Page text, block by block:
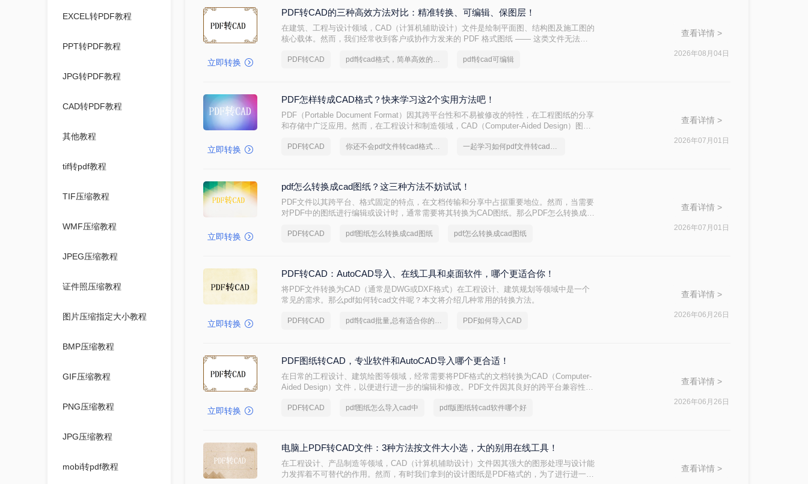
EXCEL转PDF教程
PPT转PDF教程
JPG转PDF教程
CAD转PDF教程
其他教程
tif转pdf教程
TIF压缩教程
WMF压缩教程
JPEG压缩教程
证件照压缩教程
图片压缩指定大小教程
BMP压缩教程
GIF压缩教程
PNG压缩教程
JPG压缩教程
mobi转pdf教程
立即转换
PDF转CAD的三种高效方法对比：精准转换、可编辑、保图层！
在建筑、工程与设计领域，CAD（计算机辅助设计）文件是绘制平面图、结构图及施工图的
核心载体。然而，我们经常收到客户或协作方发来的 PDF 格式图纸 —— 这类文件无法直
需。但转换质量参差不齐：有的丢失线条，有的图层混乱，甚至文字变成乱码。本文从 转
PDF转CAD pdf转cad格式，简单高效的转换方法 pdf转cad可编辑
查看详情 >
2026年08月04日
立即转换
PDF怎样转成CAD格式？快来学习这2个实用方法吧！
PDF（Portable Document Format）因其跨平台性和不易被修改的特性，在工程图纸的分享
和存储中广泛应用。然而，在工程设计和制造领域，CAD（Computer-Aided Design）图纸
工程师的常见需求。那么PDF怎样转成CAD格式呢？本文将介绍两种将PDF转换成CAD格
PDF转CAD 你还不会pdf文件转cad格式吗？快来学习 一起学习如何pdf文件转cad格式吧
查看详情 >
2026年07月01日
立即转换
pdf怎么转换成cad图纸？这三种方法不妨试试！
PDF文件以其跨平台、格式固定的特点，在文档传输和分享中占据重要地位。然而，当需要
对PDF中的图纸进行编辑或设计时，通常需要将其转换为CAD图纸。那么PDF怎么转换成
PDF转CAD pdf图纸怎么转换成cad图纸 pdf怎么转换成cad图纸
查看详情 >
2026年07月01日
立即转换
PDF转CAD：AutoCAD导入、在线工具和桌面软件，哪个更适合你！
将PDF文件转换为CAD（通常是DWG或DXF格式）在工程设计、建筑规划等领域中是一个
常见的需求。那么pdf如何转cad文件呢？本文将介绍几种常用的转换方法。
PDF转CAD pdf转cad批量,总有适合你的方法 PDF如何导入CAD
查看详情 >
2026年06月26日
立即转换
PDF图纸转CAD，专业软件和AutoCAD导入哪个更合适！
在日常的工程设计、建筑绘图等领域，经常需要将PDF格式的文档转换为CAD（Computer-
Aided Design）文件，以便进行进一步的编辑和修改。PDF文件因其良好的跨平台兼容性和
件怎么转换成CAD文件呢？本文将介绍两种将PDF文件转换为CAD文件的方法。
PDF转CAD pdf图纸怎么导入cad中 pdf版图纸转cad软件哪个好
查看详情 >
2026年06月26日
电脑上PDF转CAD文件：3种方法按文件大小选，大的别用在线工具！
在工程设计、产品制造等领域，CAD（计算机辅助设计）文件因其强大的图形处理与设计能
力发挥着不可替代的作用。然而，有时我们拿到的设计图纸是PDF格式的，为了进行进一步
查看详情 >